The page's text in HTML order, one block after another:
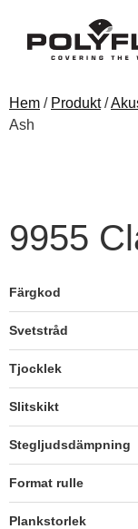
Hem / Produkt/
Ash
9955
Färgkod
Svetstråd
Tjocklek
Slitskikt
Stegljudsdämpning
Format rulle
Plankstorlek